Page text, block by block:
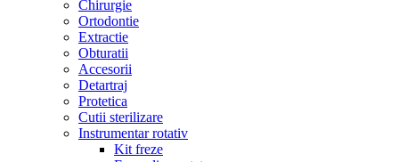
Chirurgie
Ortodontie
Extractie
Obturatii
Accesorii
Detartraj
Protetica
Cutii sterilizare
Instrumentar rotativ
Kit freze